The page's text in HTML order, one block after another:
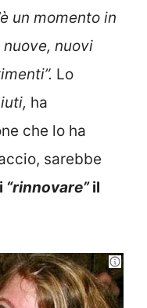
un momento in
nuovi
Lo
ha
che lo ha
sarebbe
“rinnovare”il